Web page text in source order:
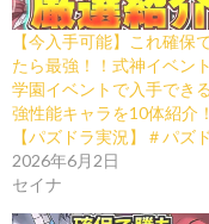
【今入手可能】これ確保
たら最強！！式神イベン
学園イベントで入手でき
強性能キャラを10体紹介
【パズドラ実況】＃パズ
2026年6月2日
セイナ